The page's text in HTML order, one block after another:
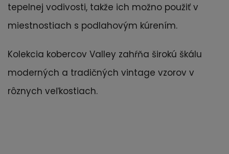
tepelnej vodivosti, takže ich možno použiť v
miestnostiach s podlahovým kúrením.
Kolekcia kobercov Valley zahŕňa širokú škálu
moderných a tradičných vintage vzorov v
rôznych veľkostiach.